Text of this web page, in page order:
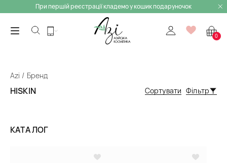
При першій реєстрації кладемо у кошик подаруночок
0
Azi Бренд
HISKIN Сортувати Фільтр
КАТАЛОГ